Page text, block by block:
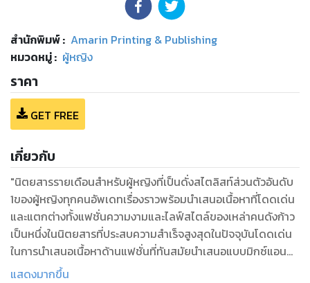
สำนักพิมพ์: Amarin Printing & Publishing
หมวดหมู่: ผู้หญิง
ราคา
GET FREE
เกี่ยวกับ
"นิตยสารรายเดือนสำหรับผู้หญิงที่เป็นดั่งสไตลิสท์ส่วนตัวอันดับ
1ของผู้หญิงทุกคนอัพเดทเรื่องราวพร้อมนำเสนอเนื้อหาที่โดดเด่น
และแตกต่างทั้งแฟชั่นความงามและไลฟ์สไตล์ของเหล่าคนดังก้าว
เป็นหนึ่งในนิตยสารที่ประสบความสำเร็จสูงสุดในปัจจุบันโดดเด่น
ในการนำเสนอเนื้อหาด้านแฟชั่นที่ทันสมัยนำเสนอแบบมิกซ์แอนด์
แมทช์ที่นำมาปรับใช้ในชีวิตประจำวันได้ช่วยให้คุณเป็นผู้หญิงที่ดู
แสดงมากขึ้น